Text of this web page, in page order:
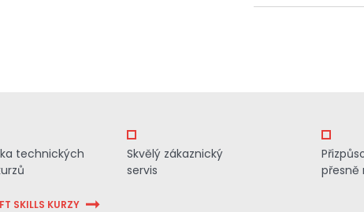
technických
SKILLS KURZY
Skvělý zákaznický
servis
přesně